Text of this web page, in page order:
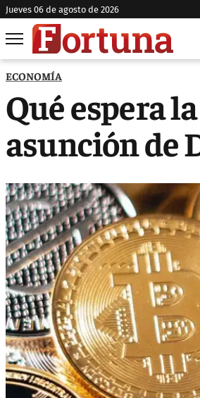
jueves 06 de agosto de 2026
ECONOMÍA
Qué espera
asunción de